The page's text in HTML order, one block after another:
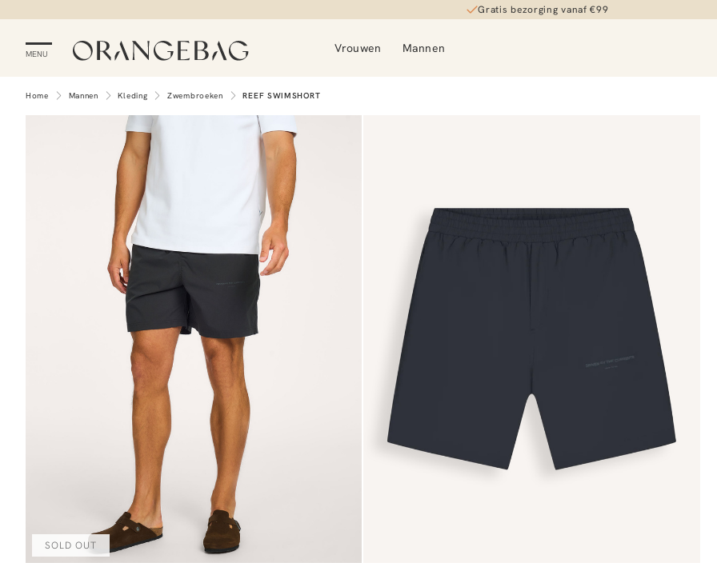
Gratis bezorging vanaf €99
MENU Vrouwen Mannen
Home Mannen Kleding Zwembroeken REEF SWIMSHORT
SOLD OUT